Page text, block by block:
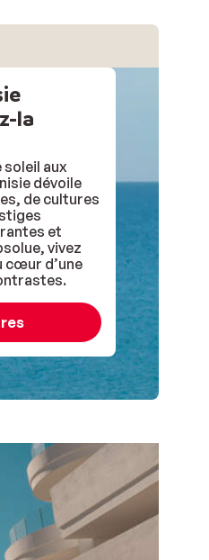
la
soleil aux
dévoile
de cultures
et
vivez
cœur d’une